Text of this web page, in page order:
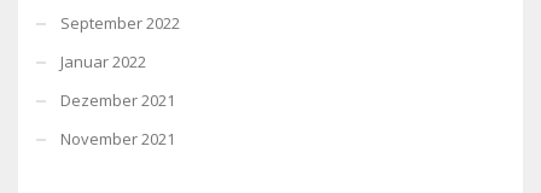
September 2022
Januar 2022
Dezember 2021
November 2021